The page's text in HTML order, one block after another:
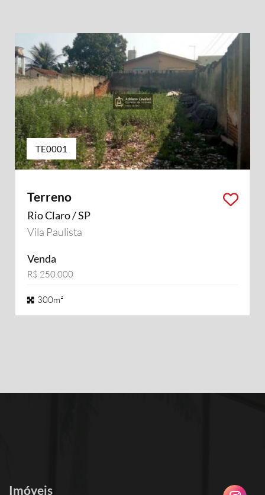
TE0001
Terreno
Rio Claro / SP
Vila Paulista
Venda
R$ 250.000
300m²
Imóveis